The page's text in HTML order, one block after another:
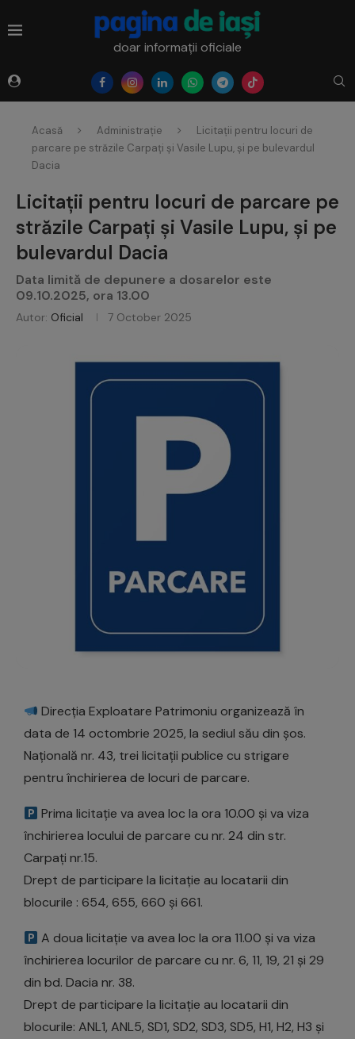
doar informații oficiale
Acasă Administrație
Licitații pentru locuri de
parcare pe străzile Carpați și Vasile Lupu, și pe bulevardul
Dacia
Licitații pentru locuri de parcare pe
străzile Carpați și Vasile Lupu, și pe
bulevardul Dacia
Data limită de depunere a dosarelor este
09.10.2025, ora 13.00
Autor: Oficial 7 October 2025
Direcția Exploatare Patrimoniu organizează în
data de 14 octombrie 2025, la sediul său din șos.
Națională nr. 43, trei licitații publice cu strigare
pentru închirierea de locuri de parcare.
Prima licitație va avea loc la ora 10.00 și va viza
închirierea locului de parcare cu nr. 24 din str.
Carpați nr.15.
Drept de participare la licitație au locatarii din
blocurile : 654, 655, 660 și 661.
A doua licitație va avea loc la ora 11.00 și va viza
închirierea locurilor de parcare cu nr. 6, 11, 19, 21 și 29
din bd. Dacia nr. 38.
Drept de participare la licitație au locatarii din
blocurile: ANL1, ANL5, SD1, SD2, SD3, SD5, H1, H2, H3 și